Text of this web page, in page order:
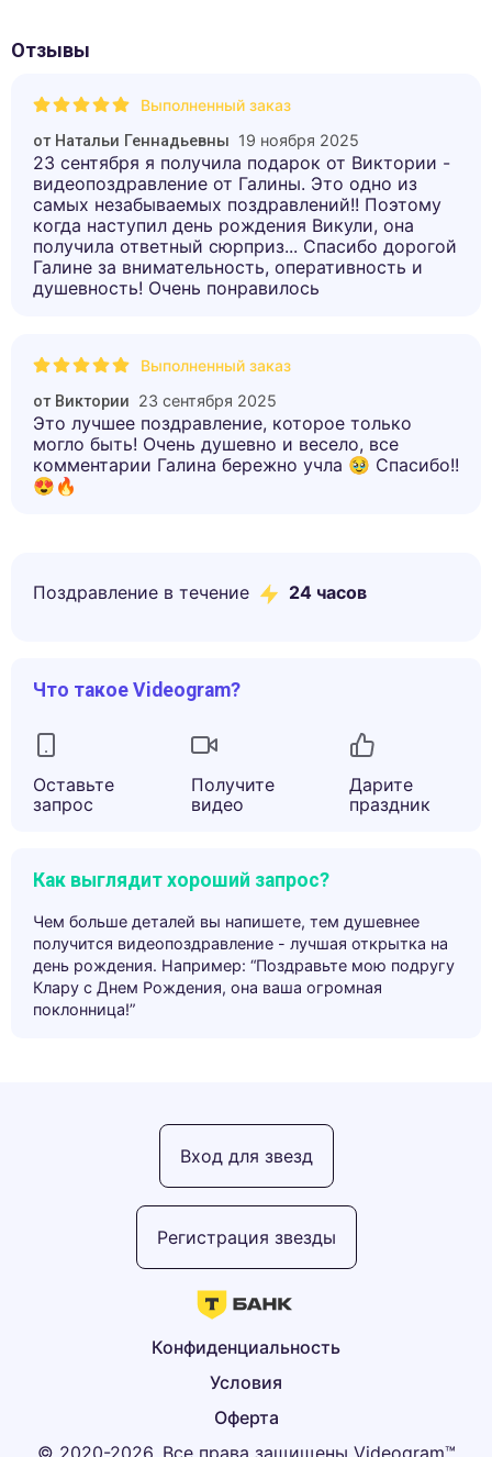
Отзывы
Выполненный заказ
от Натальи Геннадьевны 19 ноября 2025
23 сентября я получила подарок от Виктории -
видеопоздравление от Галины. Это одно из
самых незабываемых поздравлений!! Поэтому
когда наступил день рождения Викули, она
получила ответный сюрприз... Спасибо дорогой
Галине за внимательность, оперативность и
душевность! Очень понравилось
Выполненный заказ
от Виктории 23 сентября 2025
Это лучшее поздравление, которое только
могло быть! Очень душевно и весело, все
комментарии Галина бережно учла 🥹 Спасибо!!
😍🔥
Поздравление в течение 24 часов
Что такое Videogram?
Оставьте
запрос
Получите
видео
Дарите
праздник
Как выглядит хороший запрос?
Чем больше деталей вы напишете, тем душевнее
получится видеопоздравление - лучшая открытка на
день рождения. Например: “Поздравьте мою подругу
Клару с Днем Рождения, она ваша огромная
поклонница!”
Оферта
Условия
Конфиденциальность
Регистрация звезды
Вход для звезд